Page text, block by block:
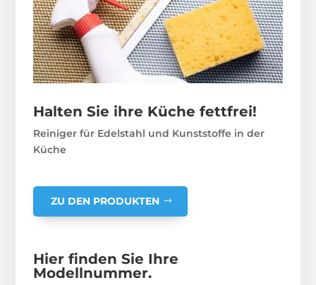
Halten Sie ihre Küche fettfrei!
Reiniger für Edelstahl und Kunststoffe in der
Küche
ZU DEN PRODUKTEN
Hier finden Sie Ihre
Modellnummer.